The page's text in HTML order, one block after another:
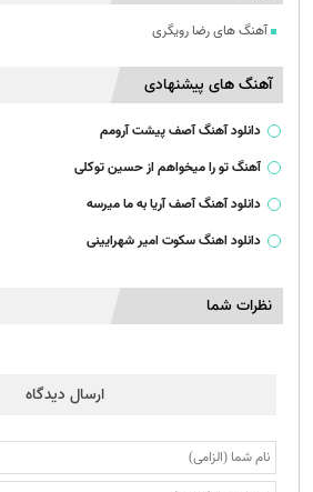
آهنگ های رضا رویگری
آهنگ های پیشنهادی
دانلود آهنگ آصف پیشت آرومم
آهنگ تو را میخواهم از حسین توکلی
دانلود آهنگ آصف آریا به ما میرسه
دانلود اهنگ سکوت امیر شهرایینی
نظرات شما
ارسال دیدگاه